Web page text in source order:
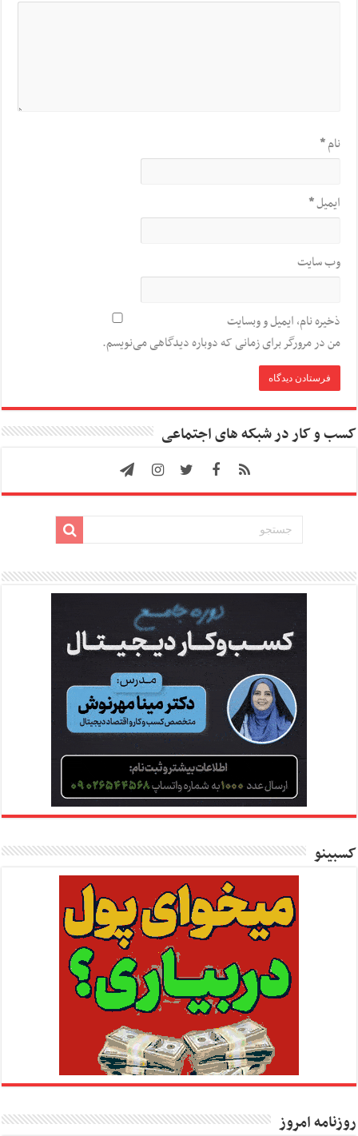
نام*
ایمیل*
وب‌ سایت
ذخیره نام، ایمیل و وبسایت
من در مرورگر برای زمانی که دوباره دیدگاهی می‌نویسم.
کسب و کار در شبکه های اجتماعی
کسبینو
روزنامه امروز